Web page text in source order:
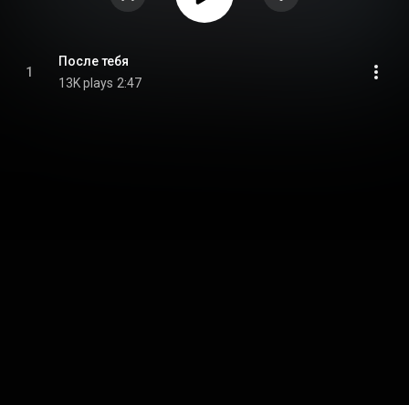
1
После тебя
13K plays 2:47